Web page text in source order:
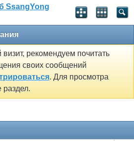
SsangYong
рекомендуем почитать
своих сообщений
. Для просмотра